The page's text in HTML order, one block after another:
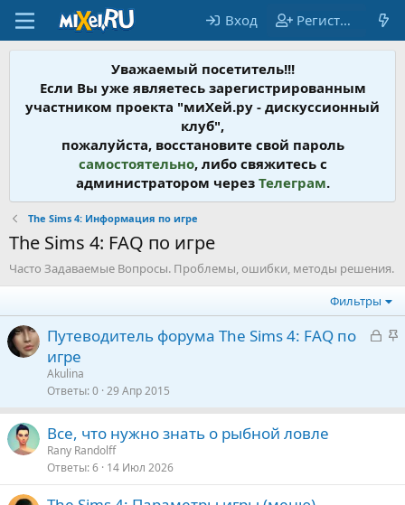
Вход Регистрация
Уважаемый посетитель!!!
Если Вы уже являетесь зарегистрированным
участником проекта "миХей.ру - дискусcионный
клуб",
пожалуйста, восстановите свой пароль
самостоятельно, либо свяжитесь с
администратором через Телеграм.
The Sims 4: Информация по игре
The Sims 4: FAQ по игре
Часто Задаваемые Вопросы. Проблемы, ошибки, методы решения.
Фильтры
З
ы
З
е
н
Путеводитель форума The Sims 4: FAQ по
игре
Akulina
Ответы 0 29 Апр 2015
Все, что нужно знать о рыбной ловле
Rany Randolff
Ответы 6 14 Июл 2026